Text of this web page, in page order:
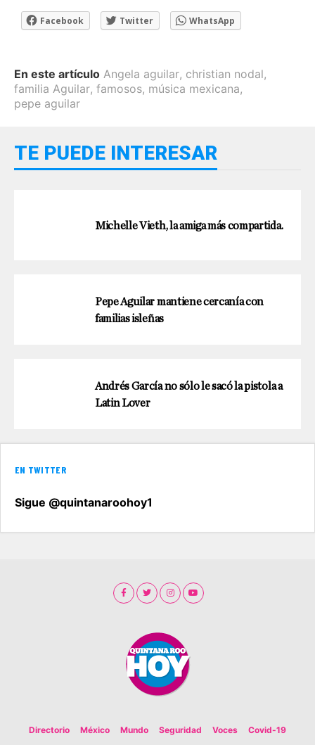
Facebook Twitter WhatsApp
En este artículo Angela aguilar, christian nodal,
familia Aguilar, famosos, música mexicana,
pepe aguilar
TE PUEDE INTERESAR
Michelle Vieth, la amiga más compartida.
Pepe Aguilar mantiene cercanía con
familias isleñas
Andrés García no sólo le sacó la pistola a
Latin Lover
EN TWITTER
Sigue @quintanaroohoy1
Directorio México Mundo Seguridad Voces Covid-19